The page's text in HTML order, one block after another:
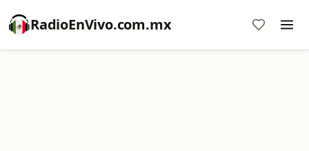
RadioEnVivo.com.mx